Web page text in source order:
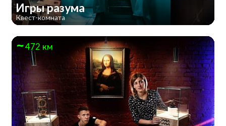
Игры разума
Квест-комната
472 км